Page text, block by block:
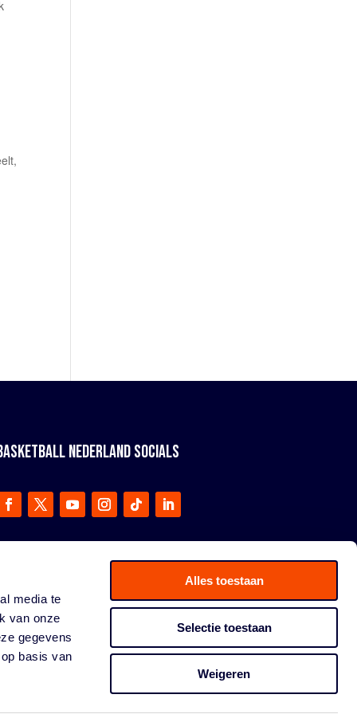
media te
van onze
gegevens
basis van
Alles toestaan
Selectie toestaan
Weigeren
NEDERLAND SOCIALS